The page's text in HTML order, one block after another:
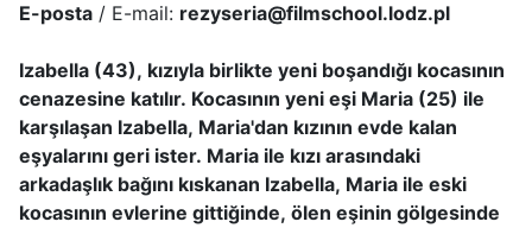
E-posta / E-mail: rezyseria@filmschool.lodz.pl
Izabella (43), kızıyla birlikte yeni boşandığı kocasının
cenazesine katılır. Kocasının yeni eşi Maria (25) ile
karşılaşan Izabella, Maria'dan kızının evde kalan
eşyalarını geri ister. Maria ile kızı arasındaki
arkadaşlık bağını kıskanan Izabella, Maria ile eski
kocasının evlerine gittiğinde, ölen eşinin gölgesinde